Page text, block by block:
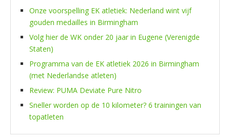
Onze voorspelling EK atletiek: Nederland wint vijf
gouden medailles in Birmingham
Volg hier de WK onder 20 jaar in Eugene (Verenigde
Staten)
Programma van de EK atletiek 2026 in Birmingham
(met Nederlandse atleten)
Review: PUMA Deviate Pure Nitro
Sneller worden op de 10 kilometer? 6 trainingen van
topatleten